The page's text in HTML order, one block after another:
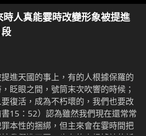
人真能霎時改變形象被提進
進天國的事上，有的人根據保羅的
眨眼之間，號筒末次吹響的時候；
復活，成為不朽壞的，我們也要改
15：52）認為雖然我們現在還常常
本性的捆綁，但主來會在霎時間把